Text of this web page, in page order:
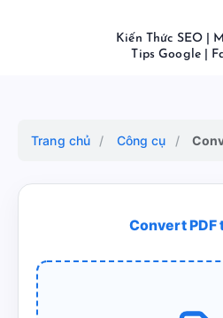
Kiến Thức SEO |
Tips Google |
Trang chủ / Công cụ /
Convert PDF